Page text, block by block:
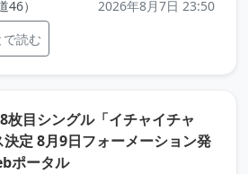
）
2026年8月7日 23:50
で読む
枚目シングル「イチャイチャ
定 8月9日フォーメーション発
ポータル（元記事を新しいタブで開